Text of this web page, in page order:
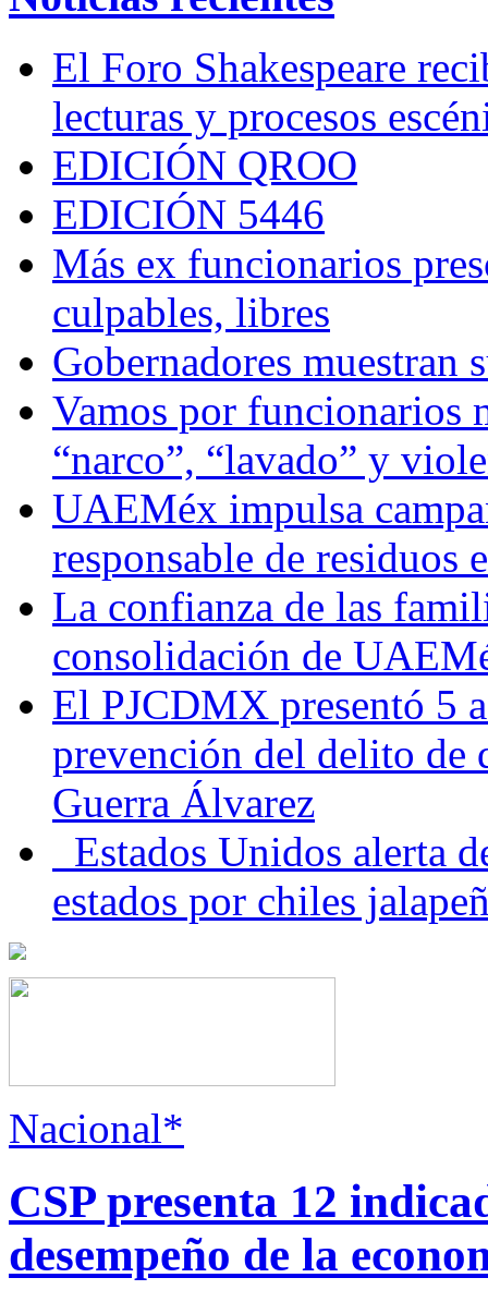
El Foro Shakespeare
lecturas y procesos
EDICIÓN QROO
EDICIÓN 5446
Más ex funcionarios
culpables, libres
Gobernadores muestran
Vamos por funcionarios
“narco”, “lavado” y
UAEMéx impulsa
responsable de residuos
La confianza de las
consolidación de
El PJCDMX presentó 5
prevención del delito de
Guerra Álvarez
Estados Unidos alerta
estados por chiles
Nacional*
CSP presenta 12
desempeño de la